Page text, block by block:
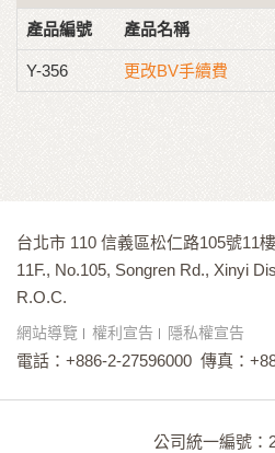
產品編號 產品名稱
Y-356 更改BV手續費
台北市 110 信義區松仁路105號11樓
11F., No.105, Songren Rd., Xinyi
R.O.C.
網站導覽 權利宣告 隱私權宣告
電話：+886-2-27596000 傳真：
公司統一編號：